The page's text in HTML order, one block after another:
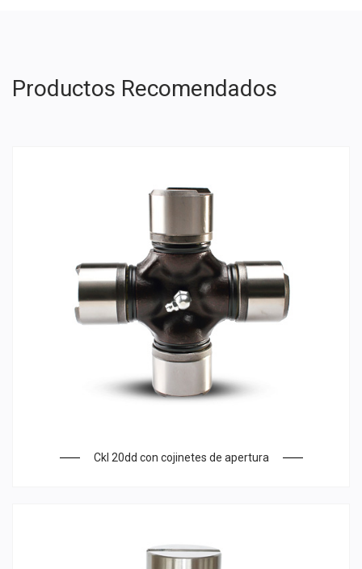
Productos Recomendados
Ckl 20dd con cojinetes de apertura